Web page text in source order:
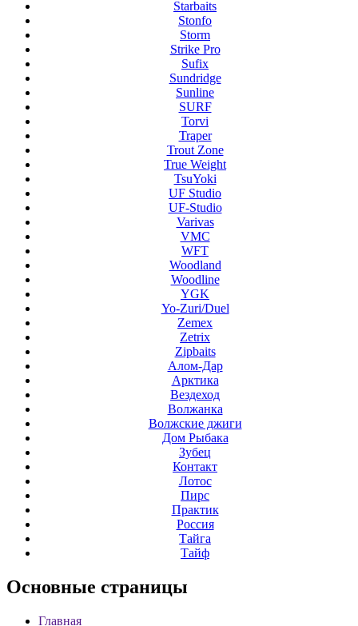
Starbaits
Stonfo
Storm
Strike Pro
Sufix
Sundridge
Sunline
SURF
Torvi
Traper
Trout Zone
True Weight
TsuYoki
UF Studio
UF-Studio
Varivas
VMC
WFT
Woodland
Woodline
YGK
Yo-Zuri/Duel
Zemex
Zetrix
Zipbaits
Алом-Дар
Арктика
Вездеход
Волжанка
Волжские джиги
Дом Рыбака
Зубец
Контакт
Лотос
Пирс
Практик
Россия
Тайга
Тайф
Основные страницы
Главная